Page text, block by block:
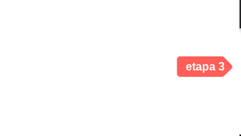
etapa 3